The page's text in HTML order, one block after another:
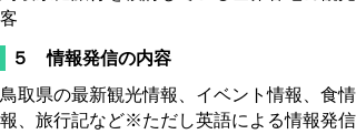
客
５ 情報発信の内容
鳥取県の最新観光情報、イベント情報、食情
報、旅行記など※ただし英語による情報発信